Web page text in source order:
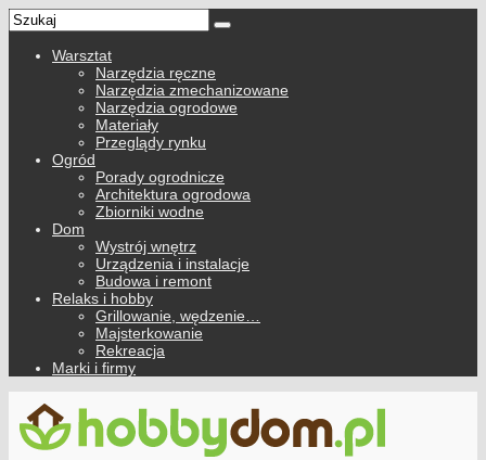
Warsztat
Narzędzia ręczne
Narzędzia zmechanizowane
Narzędzia ogrodowe
Materiały
Przeglądy rynku
Ogród
Porady ogrodnicze
Architektura ogrodowa
Zbiorniki wodne
Dom
Wystrój wnętrz
Urządzenia i instalacje
Budowa i remont
Relaks i hobby
Grillowanie, wędzenie…
Majsterkowanie
Rekreacja
Marki i firmy